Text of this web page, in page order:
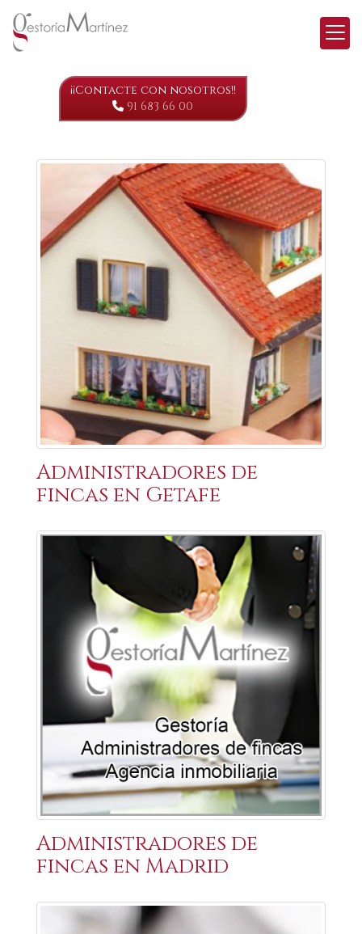
¡¡Contacte con nosotros!!
91 683 66 00
EMPRESA
Administradores de
fincas en Getafe
Administradores de
fincas en Madrid